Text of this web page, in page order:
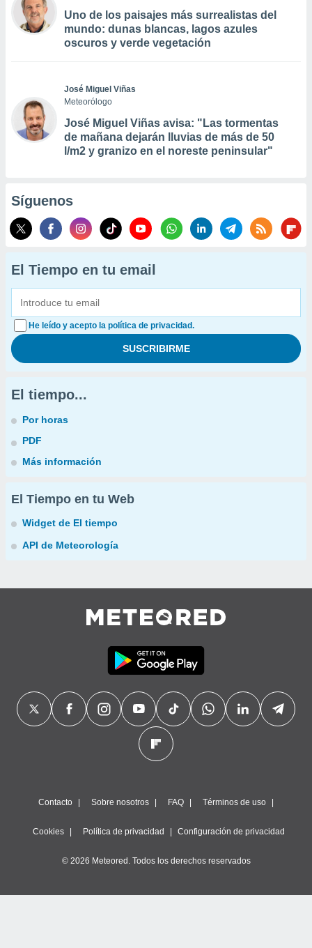
Uno de los paisajes más surrealistas del
mundo: dunas blancas, lagos azules
oscuros y verde vegetación
José Miguel Viñas
Meteorólogo
José Miguel Viñas avisa: "Las tormentas
de mañana dejarán lluvias de más de 50
l/m2 y granizo en el noreste peninsular"
Síguenos
El Tiempo en tu email
He leído y acepto la política de privacidad.
El tiempo...
Por horas
PDF
Más información
El Tiempo en tu Web
Widget de El tiempo
API de Meteorología
Contacto Sobre nosotros FAQ Términos de uso
Cookies Política de privacidad Configuración de privacidad
© 2026 Meteored. Todos los derechos reservados